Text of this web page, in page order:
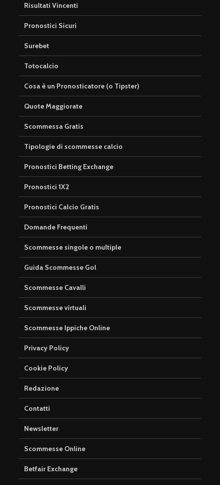
Risultati Vincenti
Pronostici Sicuri
Surebet
Totocalcio
Cosa è un Pronosticatore (o Tipster)
Quote Maggiorate
Scommessa Gratis
Tipologie di scommesse calcio
Pronostici Betting Exchange
Pronostici 1X2
Pronostici Calcio Gratis
Domande Frequenti
Scommesse singole o multiple
Guida Scommesse Gol
Scommesse Cavalli
Scommesse virtuali
Scommesse Ippiche Online
Privacy Policy
Cookie Policy
Redazione
Contatti
Newsletter
Scommesse Online
Betfair Exchange